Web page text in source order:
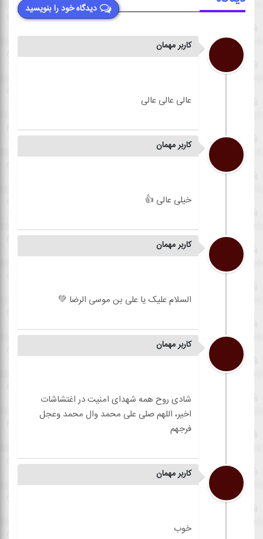
دیدگاه خود را بنویسید
کاربر مهمان
کاربر مهمان
کاربر مهمان
کاربر مهمان
شادی روح همه شهدای امنیت در اغتشاشات
اخیر، اللهم صلی علی محمد وال محمد وعجل
کاربر مهمان